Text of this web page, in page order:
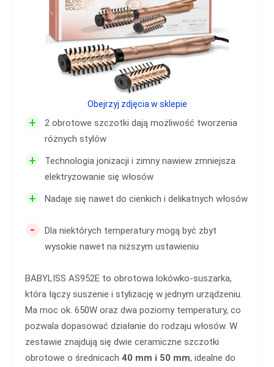
+
2 obrotowe szczotki dają możliwość tworzenia
różnych stylów
+
Technologia jonizacji i zimny nawiew zmniejsza
elektryzowanie się włosów
+ Nadaje się nawet do cienkich i delikatnych włosów
-
Dla niektórych temperatury mogą być zbyt
wysokie nawet na niższym ustawieniu
BABYLISS AS952E to obrotowa lokówko-suszarka,
która łączy suszenie i stylizację w jednym urządzeniu.
Ma moc ok. 650W oraz dwa poziomy temperatury, co
pozwala dopasować działanie do rodzaju włosów. W
zestawie znajdują się dwie ceramiczne szczotki
obrotowe o średnicach 40 mm i 50 mm, idealne do
Obejrzyj zdjęcia w sklepie